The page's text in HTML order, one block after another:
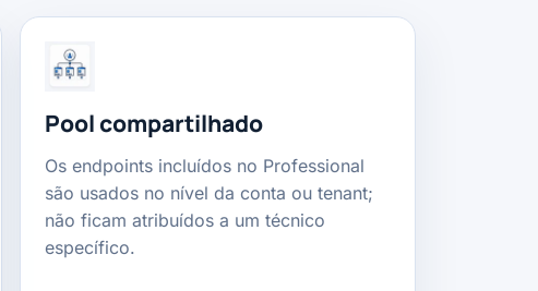
Pool compartilhado
Os endpoints incluídos no Professional
são usados no nível da conta ou tenant;
não ficam atribuídos a um técnico
específico.